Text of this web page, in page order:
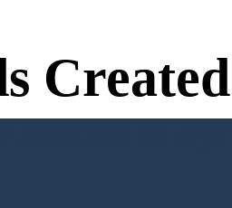
Created
Needed to Try!